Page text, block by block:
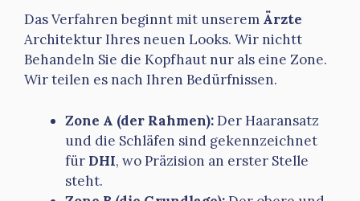
Das Verfahren beginnt mit unserem Ärzte
Architektur Ihres neuen Looks. Wir nichtt
Behandeln Sie die Kopfhaut nur als eine Zone.
Wir teilen es nach Ihren Bedürfnissen.
Zone A (der Rahmen):Der Haaransatz
und die Schläfen sind gekennzeichnet
für DHI, wo Präzision an erster Stelle
steht.